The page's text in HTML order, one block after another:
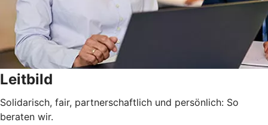
Leitbild
Solidarisch, fair, partnerschaftlich und persönlich: So
beraten wir.